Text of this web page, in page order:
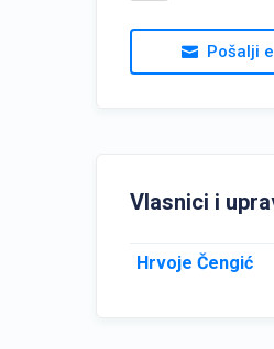
Pošalji
Vlasnici i
Hrvoje Čengić